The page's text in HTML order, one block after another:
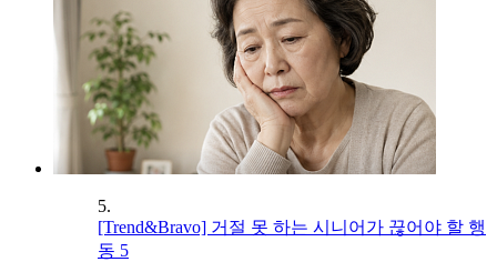
5.
[Trend&Bravo] 거절 못 하는 시니어가 끊어야 할 행
동 5